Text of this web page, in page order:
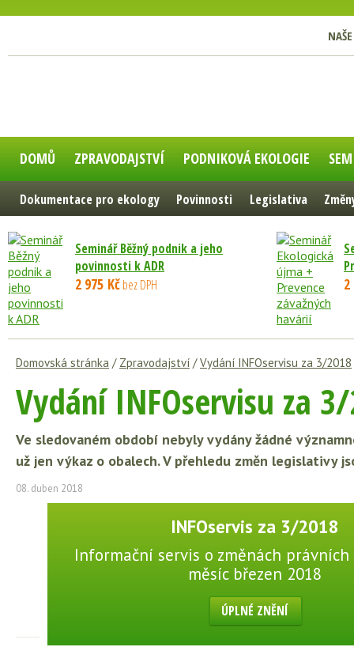
DOMŮ ZPRAVODAJSTVÍ PODNIKOVÁ EKOLOGIE
Dokumentace pro ekology Povinnosti Legislativa
Seminář Běžný podnik a jeho
povinnosti k ADR
2 975 Kčbez DPH 2
Domovská stránka / Zpravodajství /Vydání INFOservisu za 3/2018
Vydání INFOservisu za
Ve sledovaném období nebyly vydány žádné
už jen výkaz o obalech. V přehledu změn legislativy
08. duben 2018
INFOservis za 3/2018
Informační servis o změnách právních
měsíc březen 2018
ÚPLNÉ ZNĚNÍ